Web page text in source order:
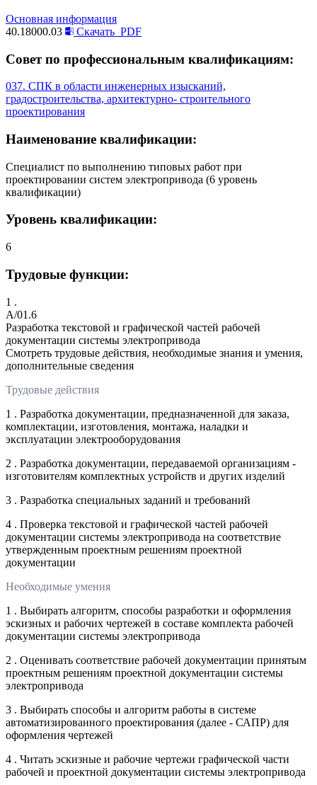
Основная информация
40.18000.03
Скачать PDF
Совет по профессиональным квалификациям:
037. СПК в области инженерных изысканий,
градостроительства, архитектурно- строительного
проектирования
Наименование квалификации:
Специалист по выполнению типовых работ при
проектировании систем электропривода (6 уровень
квалификации)
Уровень квалификации:
6
Трудовые функции:
1 .
A/01.6
Разработка текстовой и графической частей рабочей
документации системы электропривода
Смотреть трудовые действия, необходимые знания и умения,
дополнительные сведения
Трудовые действия
1 . Разработка документации, предназначенной для заказа,
комплектации, изготовления, монтажа, наладки и
эксплуатации электрооборудования
2 . Разработка документации, передаваемой организациям -
изготовителям комплектных устройств и других изделий
3 . Разработка специальных заданий и требований
4 . Проверка текстовой и графической частей рабочей
документации системы электропривода на соответствие
утвержденным проектным решениям проектной
документации
Необходимые умения
1 . Выбирать алгоритм, способы разработки и оформления
эскизных и рабочих чертежей в составе комплекта рабочей
документации системы электропривода
2 . Оценивать соответствие рабочей документации принятым
проектным решениям проектной документации системы
электропривода
3 . Выбирать способы и алгоритм работы в системе
автоматизированного проектирования (далее - САПР) для
оформления чертежей
4 . Читать эскизные и рабочие чертежи графической части
рабочей и проектной документации системы электропривода